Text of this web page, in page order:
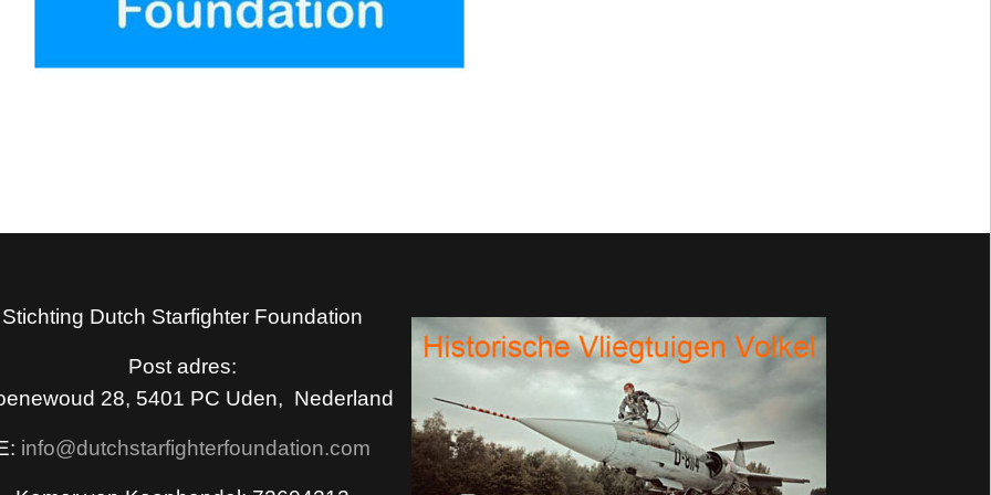
Stichting Dutch Starfighter Foundation
Post adres:
28, 5401 PC Uden, Nederland
info@dutchstarfighterfoundation.com